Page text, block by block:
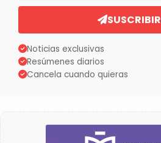
Noticias exclusivas
Resúmenes diarios
Cancela cuando quieras